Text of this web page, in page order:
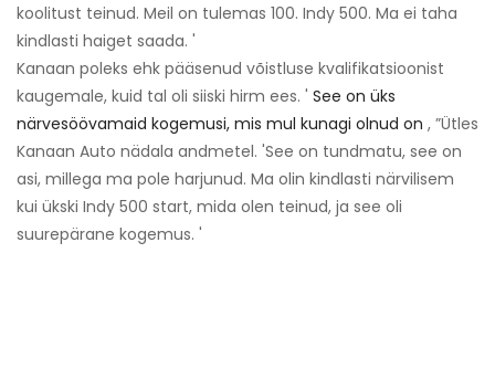
koolitust teinud. Meil on tulemas 100. Indy 500. Ma ei taha
kindlasti haiget saada. '
Kanaan poleks ehk pääsenud võistluse kvalifikatsioonist
kaugemale, kuid tal oli siiski hirm ees. ' See on üks
närvesöövamaid kogemusi, mis mul kunagi olnud on , ”Ütles
Kanaan Auto nädala andmetel. 'See on tundmatu, see on
asi, millega ma pole harjunud. Ma olin kindlasti närvilisem
kui ükski Indy 500 start, mida olen teinud, ja see oli
suurepärane kogemus. '